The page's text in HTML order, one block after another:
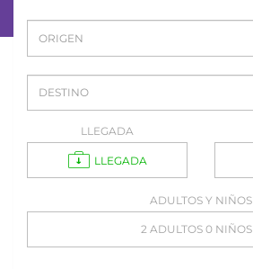
LLEGADA
LLEGADA
ADULTOS Y NIÑOS
2 ADULTOS 0 NIÑOS